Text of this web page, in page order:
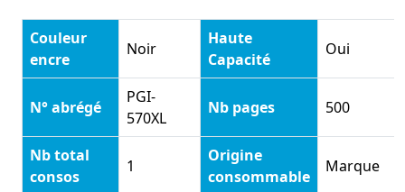
Couleur
encre
Noir
Haute
Capacité
Oui
N° abrégé
PGI-
570XL
Nb pages 500
Nb total
consos
1
Origine
consommable
Marque